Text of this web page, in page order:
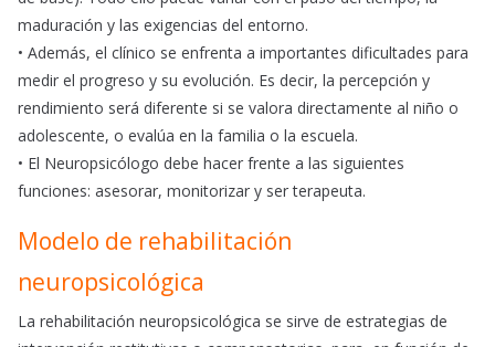
maduración y las exigencias del entorno.
• Además, el clínico se enfrenta a importantes dificultades para
medir el progreso y su evolución. Es decir, la percepción y
rendimiento será diferente si se valora directamente al niño o
adolescente, o evalúa en la familia o la escuela.
• El Neuropsicólogo debe hacer frente a las siguientes
funciones: asesorar, monitorizar y ser terapeuta.
Modelo de rehabilitación
neuropsicológica
La rehabilitación neuropsicológica se sirve de estrategias de